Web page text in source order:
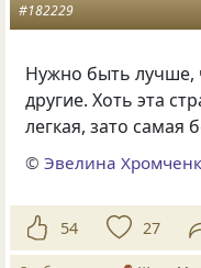
#182229
Нужно быть лучше,
другие. Хоть эта
легкая, зато
©Эвелина
54 27